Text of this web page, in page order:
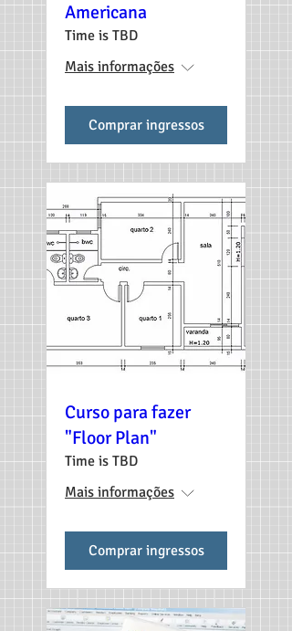
Americana
Time is TBD
Mais informações
Comprar ingressos
Curso para fazer
"Floor Plan"
Time is TBD
Mais informações
Comprar ingressos